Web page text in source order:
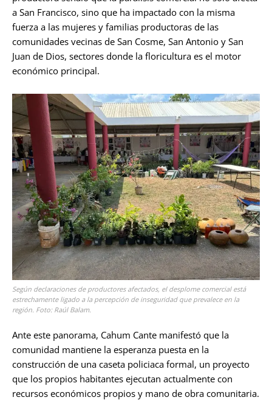
a San Francisco, sino que ha impactado con la misma
fuerza a las mujeres y familias productoras de las
comunidades vecinas de San Cosme, San Antonio y San
Juan de Dios, sectores donde la floricultura es el motor
económico principal.
Según declaraciones de productores afectados, el desplome comercial está
estrechamente ligado a la percepción de inseguridad que prevalece en la
región. Foto: Raúl Balam.
Ante este panorama, Cahum Cante manifestó que la
comunidad mantiene la esperanza puesta en la
construcción de una caseta policiaca formal, un proyecto
que los propios habitantes ejecutan actualmente con
recursos económicos propios y mano de obra comunitaria.